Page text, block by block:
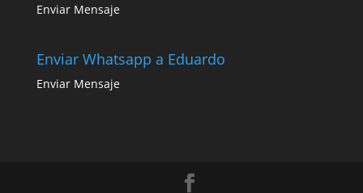
Enviar Mensaje
Enviar Whatsapp a Eduardo
Enviar Mensaje